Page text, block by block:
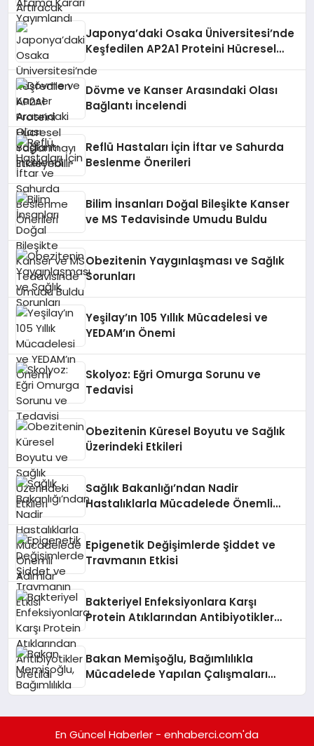
Japonya’daki Osaka Üniversitesi’nde
Keşfedilen AP2A1 Proteini Hücresel
Yaşlanmayı Etkileyebilir
Dövme ve Kanser Arasındaki Olası
Bağlantı İncelendi
Reflü Hastaları İçin İftar ve Sahurda
Beslenme Önerileri
Bilim İnsanları Doğal Bileşikte Kanser
ve MS Tedavisinde Umudu Buldu
Obezitenin Yaygınlaşması ve Sağlık
Sorunları
Yeşilay’ın 105 Yıllık Mücadelesi ve
YEDAM’ın Önemi
Skolyoz: Eğri Omurga Sorunu ve
Tedavisi
Obezitenin Küresel Boyutu ve Sağlık
Üzerindeki Etkileri
Sağlık Bakanlığı’ndan Nadir
Hastalıklarla Mücadelede Önemli
Epigenetik Değişimlerde Şiddet ve
Travmanın Etkisi
Bakteriyel Enfeksiyonlara Karşı
Protein Atıklarından Antibiyotikler
Bakan Memişoğlu, Bağımlılıkla
Mücadelede Yapılan Çalışmaları
En Güncel Haberler - enhaberci.com'da